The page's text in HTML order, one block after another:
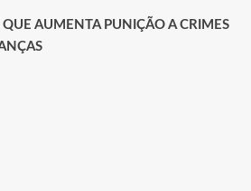
AUMENTA PUNIÇÃO A CRIMES